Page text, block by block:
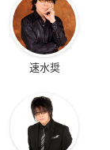
速水奨